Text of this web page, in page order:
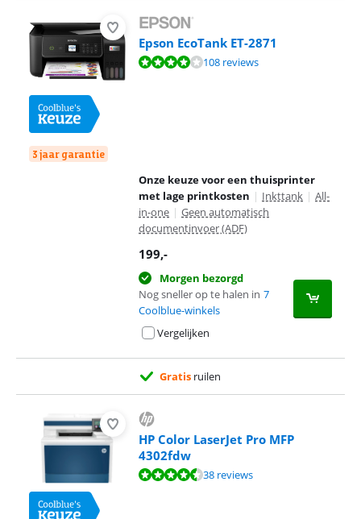
3 jaar garantie
Epson EcoTank ET-2871
Beoordeling is 8,1 van de 10, gebaseerd op 108 reviews.
108 reviews
Onze keuze voor een thuisprinter
met lage printkosten | Inkttank | All-
in-one | Geen automatisch
documentinvoer (ADF)
199,-
Morgen bezorgd
Nog sneller op te halen in 7
Coolblue-winkels
Vergelijken
Gratis ruilen
HP Color LaserJet Pro MFP
4302fdw
Beoordeling is 8,7 van de 10, gebaseerd op 38 reviews.
38 reviews